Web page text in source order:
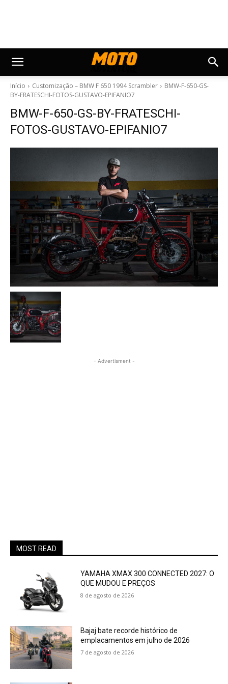
Início Customização – BMW F 650 1994 Scrambler
BMW-F-650-GS-
BY-FRATESCHI-FOTOS-GUSTAVO-EPIFANIO7
BMW-F-650-GS-BY-FRATESCHI-
FOTOS-GUSTAVO-EPIFANIO7
- Advertisment -
MOST READ
YAMAHA XMAX 300 CONNECTED 2027: O
QUE MUDOU E PREÇOS
8 de agosto de 2026
Bajaj bate recorde histórico de
emplacamentos em julho de 2026
7 de agosto de 2026